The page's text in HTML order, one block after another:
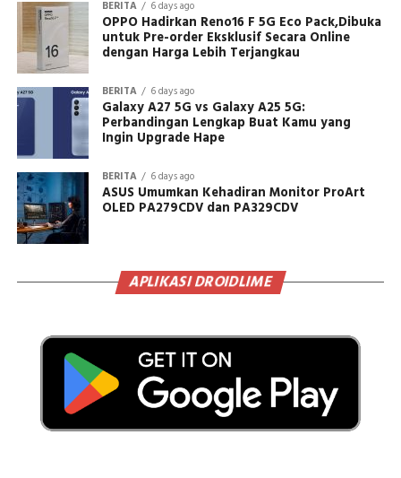
BERITA 6 days ago
OPPO Hadirkan Reno16 F 5G Eco Pack,Dibuka
untuk Pre-order Eksklusif Secara Online
dengan Harga Lebih Terjangkau
BERITA 6 days ago
Galaxy A27 5G vs Galaxy A25 5G:
Perbandingan Lengkap Buat Kamu yang
Ingin Upgrade Hape
BERITA 6 days ago
ASUS Umumkan Kehadiran Monitor ProArt
OLED PA279CDV dan PA329CDV
APLIKASI DROIDLIME